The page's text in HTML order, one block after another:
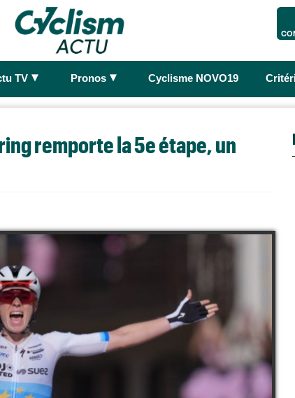
TV ► Pronos ► Cyclisme NOVO19
remporte la 5e étape, un